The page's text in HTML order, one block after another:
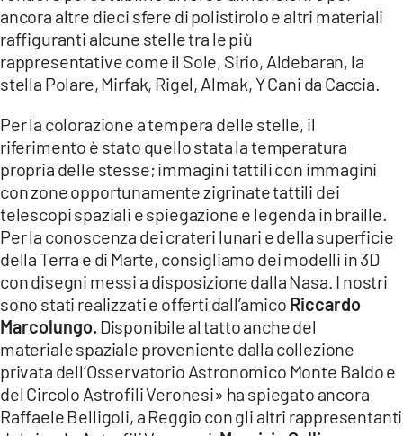
ancora altre dieci sfere di polistirolo e altri materiali
raffiguranti alcune stelle tra le più
rappresentative come il Sole, Sirio, Aldebaran, la
stella Polare, Mirfak, Rigel, Almak, Y Cani da Caccia.
Per la colorazione a tempera delle stelle, il
riferimento è stato quello stata la temperatura
propria delle stesse; immagini tattili con immagini
con zone opportunamente zigrinate tattili dei
telescopi spaziali e spiegazione e legenda in braille.
Per la conoscenza dei crateri lunari e della superficie
della Terra e di Marte, consigliamo dei modelli in 3D
con disegni messi a disposizione dalla Nasa. I nostri
sono stati realizzati e offerti dall’amico Riccardo
Marcolungo. Disponibile al tatto anche del
materiale spaziale proveniente dalla collezione
privata dell’Osservatorio Astronomico Monte Baldo e
del Circolo Astrofili Veronesi» ha spiegato ancora
Raffaele Belligoli, a Reggio con gli altri rappresentanti